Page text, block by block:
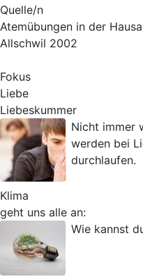
Quelle/n
Atemübungen in der
Allschwil 2002
Fokus
Liebe
Liebeskummer
Nicht immer
werden bei
durchlaufen.
Klima
geht uns alle an:
Wie kannst